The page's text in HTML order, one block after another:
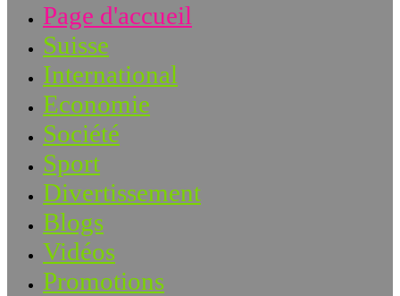
Page d'accueil
Suisse
International
Economie
Société
Sport
Divertissement
Blogs
Vidéos
Promotions